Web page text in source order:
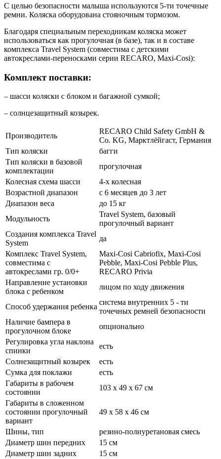
С целью безопасности малыша используются 5-ти точечные
ремни. Коляска оборудована стояночным тормозом.
Благодаря специальным переходникам коляска может
использоваться как прогулочная (в базе), так и в составе
комплекса Travel System (совместима с детскими
автокреслами-переносками серии RECARO, Maxi-Cosi):
Комплект поставки:
– шасси коляски с блоком и багажной сумкой;
– солнцезащитный козырек.
Производитель
RECARO Child Safety GmbH &
Co. KG, Марктлёйгаст, Германия
Тип коляски
багги
Тип коляски в базовой
комплектации
прогулочная
Колесная схема шасси
4-х колесная
Возрастной диапазон
с 6 месяцев до 3 лет
Диапазон веса
до 15 кг
Модульность
Travel System, базовый
прогулочный вариант
Создания комплекса Travel
System
да
Комплекс Travel System,
совместима с
автокреслами гр. 0/0+
Maxi-Cosi Cabriofix, Maxi-Cosi
Pebble, Maxi-Cosi Pebble Plus,
RECARO Privia
Направление установки
блока с ребенком
лицом по ходу движения
Способ удержания ребенка
система внутренних 5 - ти
точечных ремней безопасности
Наличие бампера в
прогулочном блоке
опционально
Регулировка угла наклона
спинки
есть
Солнезащитный козырек
есть
Сумка для поклажи
есть
Габариты в рабочем
состоянии
103 х 49 х 67 см
Габариты в сложенном
состоянии прогулочный
вариант
49 х 58 х 46 см
Шины, тип
резино-полиуретановая смесь
Диаметр шин передних
15 см
Диаметр шин задних
15 см